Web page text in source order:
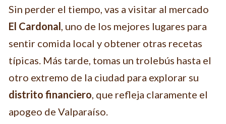
Sin perder el tiempo, vas a visitar al mercado
El Cardonal, uno de los mejores lugares para
sentir comida local y obtener otras recetas
típicas. Más tarde, tomas un trolebús hasta el
otro extremo de la ciudad para explorar su
distrito financiero, que refleja claramente el
apogeo de Valparaíso.